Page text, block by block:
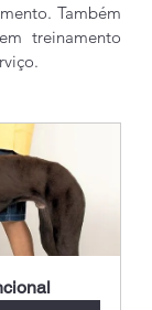
Também
treinamento